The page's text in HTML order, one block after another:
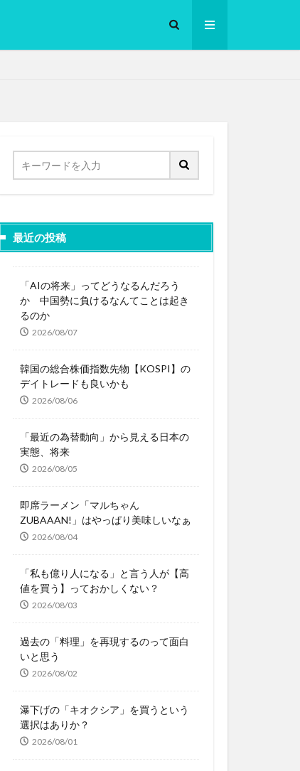
最近の投稿
「AIの将来」ってどうなるんだろう
か 中国勢に負けるなんてことは起き
るのか
2026/08/07
韓国の総合株価指数先物【KOSPI】の
デイトレードも良いかも
2026/08/06
「最近の為替動向」から見える日本の
実態、将来
2026/08/05
即席ラーメン「マルちゃん
ZUBAAAN!」はやっぱり美味しいなぁ
2026/08/04
「私も億り人になる」と言う人が【高
値を買う】っておかしくない？
2026/08/03
過去の「料理」を再現するのって面白
いと思う
2026/08/02
瀑下げの「キオクシア」を買うという
選択はありか？
2026/08/01